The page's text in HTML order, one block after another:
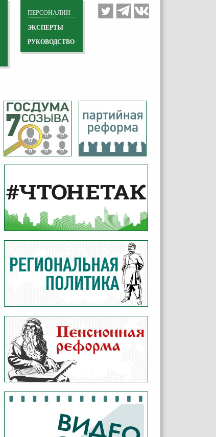
ПЕРСОНАЛИИ
ЭКСПЕРТЫ
РУКОВОДСТВО